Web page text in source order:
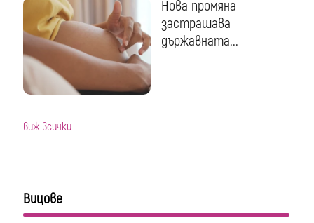
Нова промяна
застрашава
държавната...
виж всички
Вицове